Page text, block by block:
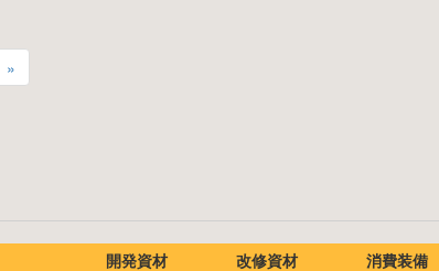
»
開発資材 改修資材 消費装備